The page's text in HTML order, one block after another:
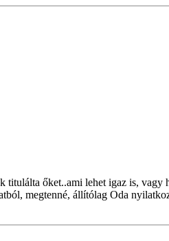
titulálta őket..ami lehet igaz is,
megtenné, állítólag Oda